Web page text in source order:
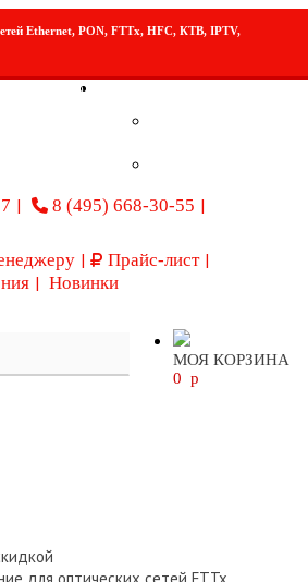
Ethernet, PON, FTTx, HFC, КТВ, IPTV,
)
8 (495) 668-30-55
Прайс-лист
Новинки
МОЯ КОРЗИНА
0 p